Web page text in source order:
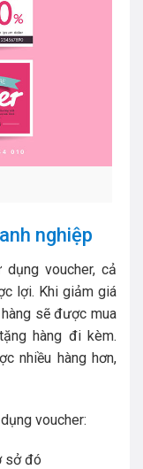
nghiệp
voucher, cả
lợi. Khi giảm giá
sẽ được mua
hàng đi kèm.
nhiều hàng hơn,
voucher:
sở đó